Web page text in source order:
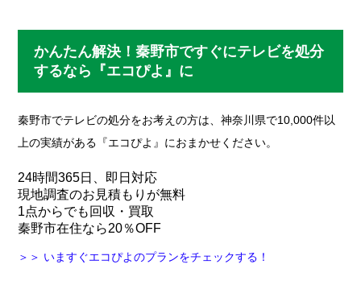
かんたん解決！秦野市ですぐにテレビを処分
するなら『エコぴよ』に
秦野市でテレビの処分をお考えの方は、神奈川県で10,000件以
上の実績がある『エコぴよ』におまかせください。
24時間365日、即日対応
現地調査のお見積もりが無料
1点からでも回収・買取
秦野市在住なら20％OFF
＞＞ いますぐエコぴよのプランをチェックする！